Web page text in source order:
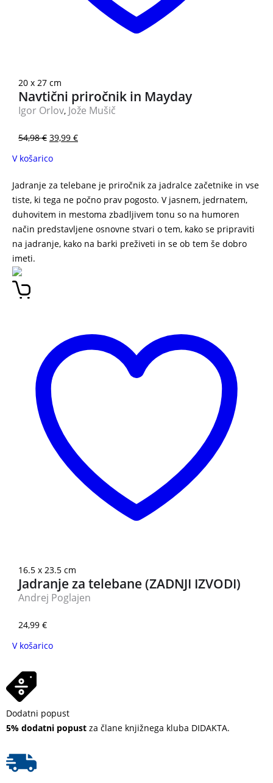
20 x 27 cm
Navtični priročnik in Mayday
Igor Orlov, Jože Mušič
54,98€ 39,99 €
V košarico
Jadranje za telebane je priročnik za jadralce začetnike in vse
tiste, ki tega ne počno prav pogosto. V jasnem, jedrnatem,
duhovitem in mestoma zbadljivem tonu so na humoren
način predstavljene osnovne stvari o tem, kako se pripraviti
na jadranje, kako na barki preživeti in se ob tem še dobro
imeti.
16.5 x 23.5 cm
Jadranje za telebane (ZADNJI IZVODI)
Andrej Poglajen
24,99 €
V košarico
Dodatni popust
5% dodatni popust za člane knjižnega kluba DIDAKTA.